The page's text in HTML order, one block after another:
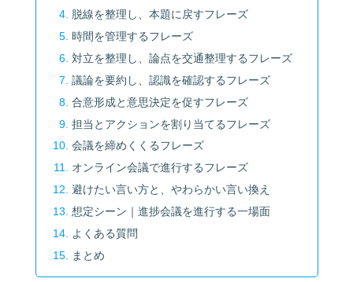
脱線を整理し、本題に戻すフレーズ
時間を管理するフレーズ
対立を整理し、論点を交通整理するフレーズ
議論を要約し、認識を確認するフレーズ
合意形成と意思決定を促すフレーズ
担当とアクションを割り当てるフレーズ
会議を締めくくるフレーズ
オンライン会議で進行するフレーズ
避けたい言い方と、やわらかい言い換え
想定シーン｜進捗会議を進行する一場面
よくある質問
まとめ